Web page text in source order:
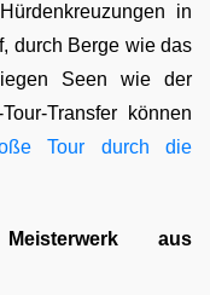
in
durch Berge wie das
Seen wie der
Transfer können
Tour durch die
aus